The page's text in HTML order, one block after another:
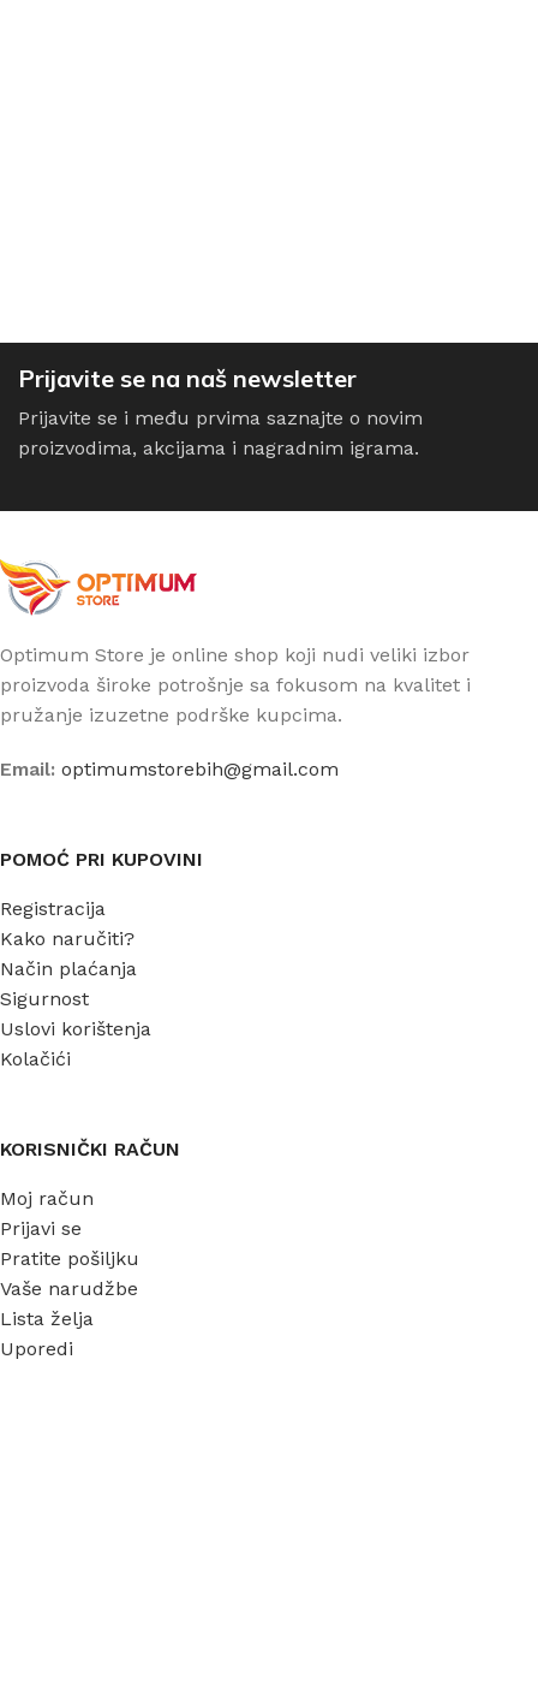
Prijavite se na naš newsletter
Prijavite se i među prvima saznajte o novim
proizvodima, akcijama i nagradnim igrama.
Optimum Store je online shop koji nudi veliki izbor
proizvoda široke potrošnje sa fokusom na kvalitet i
pružanje izuzetne podrške kupcima.
Email: optimumstorebih@gmail.com
POMOĆ PRI KUPOVINI
Registracija
Kako naručiti?
Način plaćanja
Sigurnost
Uslovi korištenja
Kolačići
KORISNIČKI RAČUN
Moj račun
Prijavi se
Pratite pošiljku
Vaše narudžbe
Lista želja
Uporedi